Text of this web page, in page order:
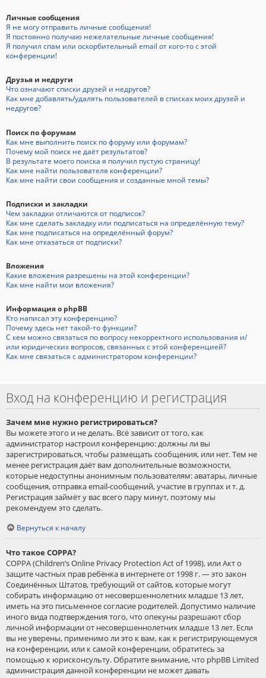
Личные сообщения
Я не могу отправить личные сообщения!
Я постоянно получаю нежелательные личные сообщения!
Я получил спам или оскорбительный email от кого-то с этой
конференции!
Друзья и недруги
Что означают списки друзей и недругов?
Как мне добавлять/удалять пользователей в списках моих друзей и
недругов?
Поиск по форумам
Как мне выполнить поиск по форуму или форумам?
Почему мой поиск не даёт результатов?
В результате моего поиска я получил пустую страницу!
Как мне найти пользователя конференции?
Как мне найти свои сообщения и созданные мной темы?
Подписки и закладки
Чем закладки отличаются от подписок?
Как мне сделать закладку или подписаться на определённую тему?
Как мне подписаться на определённый форум?
Как мне отказаться от подписки?
Вложения
Какие вложения разрешены на этой конференции?
Как мне найти мои вложения?
Информация о phpBB
Кто написал эту конференцию?
Почему здесь нет такой-то функции?
С кем можно связаться по вопросу некорректного использования и/
или юридических вопросов, связанных с этой конференцией?
Как мне связаться с администратором конференции?
Вход на конференцию и регистрация
Зачем мне нужно регистрироваться?
Вы можете этого и не делать. Всё зависит от того, как
администратор настроил конференцию: должны ли вы
зарегистрироваться, чтобы размещать сообщения, или нет. Тем не
менее регистрация даёт вам дополнительные возможности,
которые недоступны анонимным пользователям: аватары, личные
сообщения, отправка email-сообщений, участие в группах и т. д.
Регистрация займёт у вас всего пару минут, поэтому мы
рекомендуем это сделать.
Вернуться к началу
Что такое COPPA?
COPPA (Children’s Online Privacy Protection Act of 1998), или Акт о
защите частных прав ребёнка в интернете от 1998 г. — это закон
Соединённых Штатов, требующий от сайтов, которые могут
собирать информацию от несовершеннолетних младше 13 лет,
иметь на это письменное согласие родителей. Допустимо наличие
иного вида подтверждения того, что опекуны разрешают сбор
личной информации от несовершеннолетних младше 13 лет. Если
вы не уверены, применимо ли это к вам, как к регистрирующемуся
на конференции, или к самой конференции, обратитесь за
помощью к юрисконсульту. Обратите внимание, что phpBB Limited
администрация данной конференции не может давать